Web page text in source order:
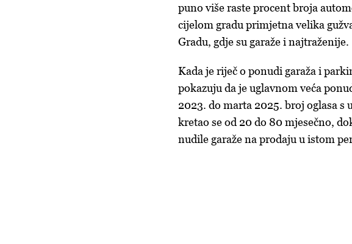
puno više raste procent broja
cijelom gradu primjetna velika
Gradu, gdje su garaže i najtraženije.
Kada je riječ o ponudi garaža i
pokazuju da je uglavnom veća
2023. do marta 2025. broj oglasa s
kretao se od 20 do 80 mjesečno,
nudile garaže na prodaju u istom